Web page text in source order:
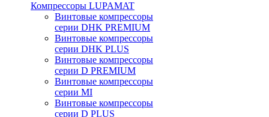
Компрессоры LUPAMAT
Винтовые компрессоры
серии DHK PREMIUM
Винтовые компрессоры
серии DHK PLUS
Винтовые компрессоры
серии D PREMIUM
Винтовые компрессоры
серии MI
Винтовые компрессоры
серии D PLUS